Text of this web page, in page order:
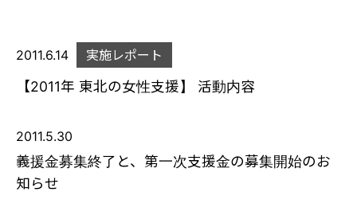
2011.6.14 実施レポート
【2011年 東北の女性支援】 活動内容
2011.5.30
義援金募集終了と、第一次支援金の募集開始のお
知らせ